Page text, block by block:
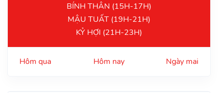
BÍNH THÂN (15H-17H)
MẬU TUẤT (19H-21H)
KỶ HỢI (21H-23H)
Hôm qua Hôm nay Ngày mai